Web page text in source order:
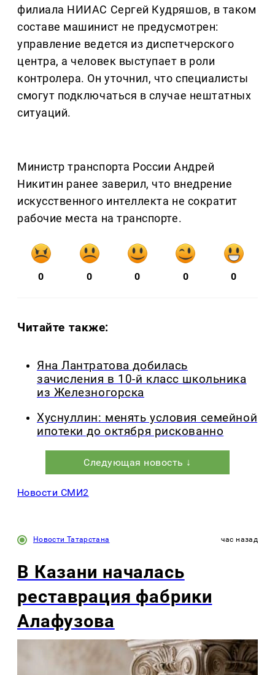
филиала НИИАС Сергей Кудряшов, в таком
составе машинист не предусмотрен:
управление ведется из диспетчерского
центра, а человек выступает в роли
контролера. Он уточнил, что специалисты
смогут подключаться в случае нештатных
ситуаций.
Министр транспорта России Андрей
Никитин ранее заверил, что внедрение
искусственного интеллекта не сократит
рабочие места на транспорте.
0 0 0 0 0
Читайте также:
Яна Лантратова добилась
зачисления в 10-й класс школьника
из Железногорска
Хуснуллин: менять условия семейной
ипотеки до октября рискованно
Следующая новость ↓
Новости СМИ2
Новости Татарстана час назад
В Казани началась
реставрация фабрики
Алафузова